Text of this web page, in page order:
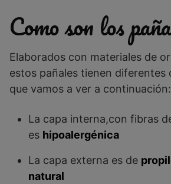
Como son los
Elaborados con materiales de
estos pañales tienen diferentes
que vamos a ver a continuación:
La capa interna,con fibras
es hipoalergénica
La capa externa es de
natural